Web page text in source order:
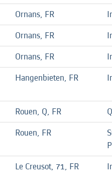
Ornans, FR
Ornans, FR
Ornans, FR
Hangenbieten, FR
Rouen, Q, FR
Rouen, FR
Le Creusot, 71, FR